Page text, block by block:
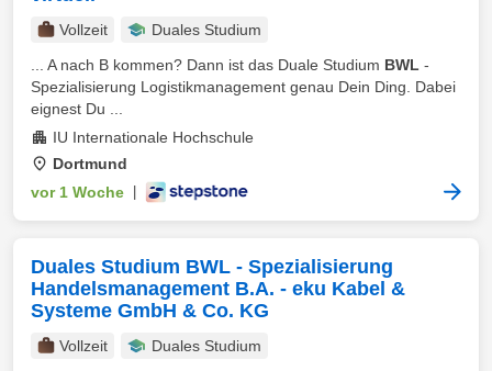
Vollzeit
Duales Studium
... A nach B kommen? Dann ist das Duale Studium BWL -
Spezialisierung Logistikmanagement genau Dein Ding. Dabei
eignest Du ...
IU Internationale Hochschule
Dortmund
vor 1 Woche
Duales Studium BWL - Spezialisierung
Handelsmanagement B.A. - eku Kabel &
Systeme GmbH & Co. KG
Vollzeit
Duales Studium